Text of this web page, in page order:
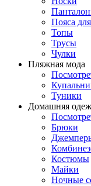
Поясa
Топы
Трусы
Чулки
Пляжная мода
Туники
Домашняя
Брюки
Костюмы
Майки
Ночные